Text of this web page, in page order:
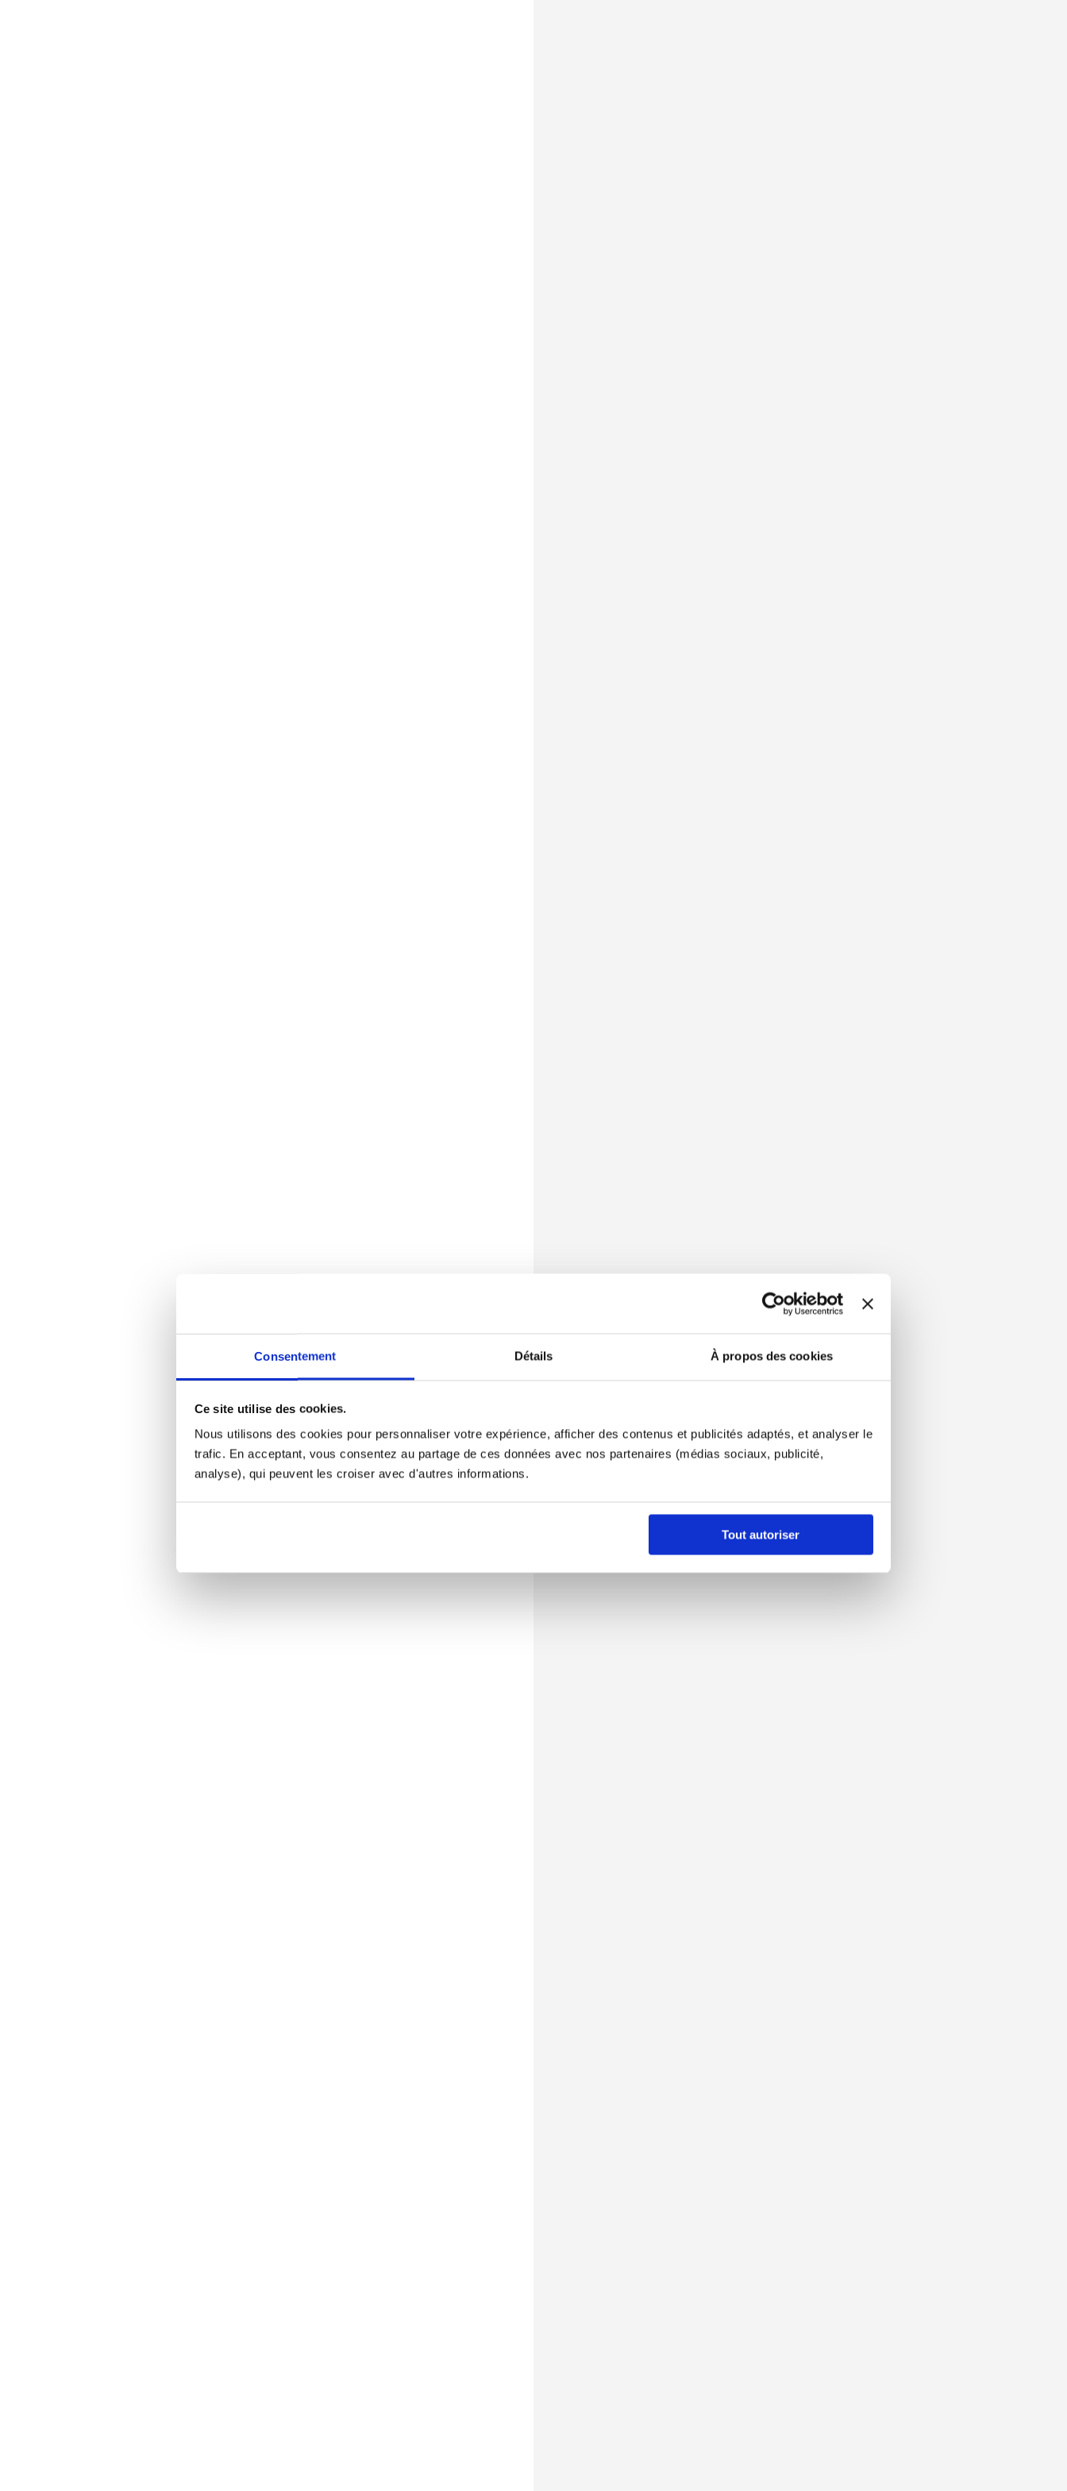
Consentement Détails À propos des cookies
Ce site utilise des cookies.
Nous utilisons des cookies pour personnaliser votre expérience, afficher des contenus et publicités adaptés, et analyser le
trafic. En acceptant, vous consentez au partage de ces données avec nos partenaires (médias sociaux, publicité,
analyse), qui peuvent les croiser avec d'autres informations.
Tout autoriser